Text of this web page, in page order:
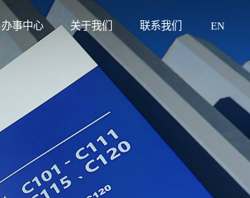
办事中心 关于我们 联系我们 EN